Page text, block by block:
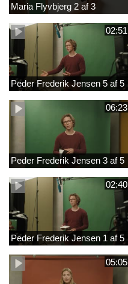
Maria Flyvbjerg 2 af 3
02:51
Peder Frederik Jensen 5 af 5
06:23
Peder Frederik Jensen 3 af 5
02:40
Peder Frederik Jensen 1 af 5
05:05